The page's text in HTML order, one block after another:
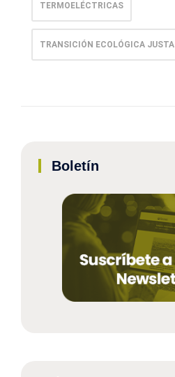
TERMOELÉCTRICAS
TRANSICIÓN ECOLÓGICA JUSTA
Boletín